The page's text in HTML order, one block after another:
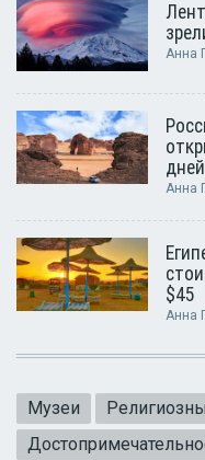
Анна
дней
Анна
$45
Анна
Музеи